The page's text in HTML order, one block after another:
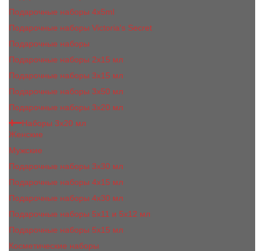
Подарочные наборы 4х5ml
Подарочные наборы Victoria's Secret
Подарочные наборы
Подарочные наборы 2x15 мл
Подарочные наборы 3х15 мл
Подарочные наборы 3x50 мл
Подарочные наборы 3x20 мл
Наборы 3х20 мл
Женские
Мужские
Подарочные наборы 3х30 мл
Подарочные наборы 4x15 мл
Подарочные наборы 4x30 мл
Подарочные наборы 5x11 и 5х12 мл
Подарочные наборы 5x15 мл
Косметические наборы